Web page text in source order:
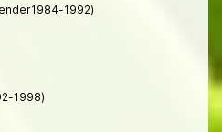
1992)
1998)